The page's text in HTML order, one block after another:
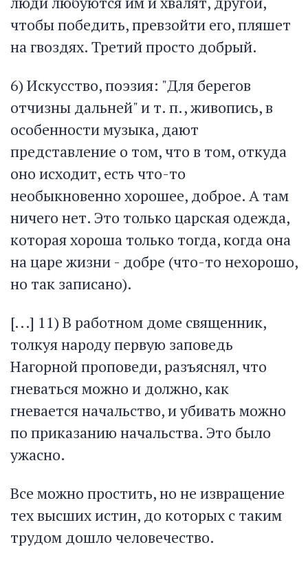
чтобы победить, превзойти его, пляшет
на гвоздях. Третий просто добрый.
6) Искусство, поэзия: "Для берегов
отчизны дальней" и т. п., живопись, в
особенности музыка, дают
представление о том, что в том, откуда
оно исходит, есть что-то
необыкновенно хорошее, доброе. А там
ничего нет. Это только царская одежда,
которая хороша только тогда, когда она
на царе жизни - добре (что-то нехорошо,
но так записано).
[...] 11) В работном доме священник,
толкуя народу первую заповедь
Нагорной проповеди, разъяснял, что
гневаться можно и должно, как
гневается начальство, и убивать можно
по приказанию начальства. Это было
ужасно.
Все можно простить, но не извращение
тех высших истин, до которых с таким
трудом дошло человечество.